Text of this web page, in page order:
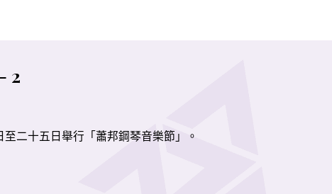
2
二十五日舉行「蕭邦鋼琴音樂節」。